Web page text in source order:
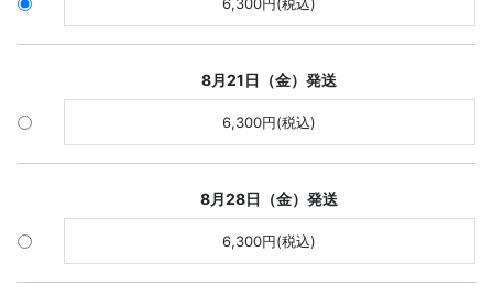
6,300円(税込)
8月21日（金）発送
6,300円(税込)
8月28日（金）発送
6,300円(税込)